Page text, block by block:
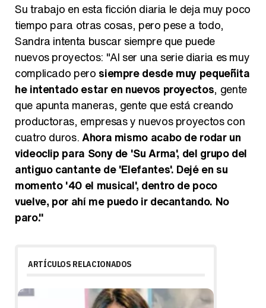
Su trabajo en esta ficción diaria le deja muy poco
tiempo para otras cosas, pero pese a todo,
Sandra intenta buscar siempre que puede
nuevos proyectos: "Al ser una serie diaria es muy
complicado pero siempre desde muy pequeñita
he intentado estar en nuevos proyectos, gente
que apunta maneras, gente que está creando
productoras, empresas y nuevos proyectos con
cuatro duros.Ahora mismo acabo de rodar un
videoclip para Sony de 'Su Arma', del grupo del
antiguo cantante de 'Elefantes'. Dejé en su
momento '40 el musical', dentro de poco
vuelve, por ahí me puedo ir decantando. No
paro."
ARTÍCULOS RELACIONADOS